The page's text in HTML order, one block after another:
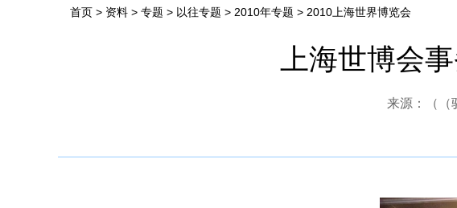
首页 > 资料 > 专题 > 以往专题 > 2010年专题 > 2010上海世界博览会
上海世博会
来源：（（